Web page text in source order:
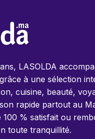
LASOLDA
à une sélection
cuisine, beauté,
rapide partout au
100 % satisfait ou
toute tranquillité.